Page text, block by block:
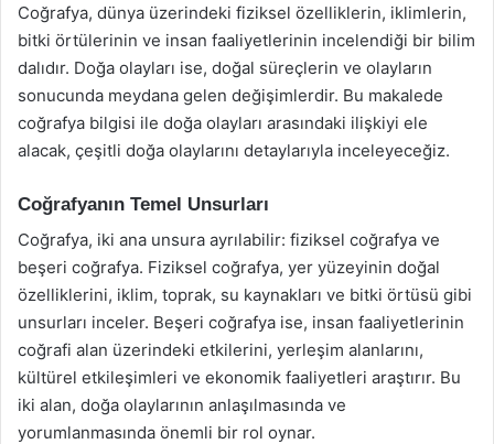
Coğrafya, dünya üzerindeki fiziksel özelliklerin, iklimlerin,
bitki örtülerinin ve insan faaliyetlerinin incelendiği bir bilim
dalıdır. Doğa olayları ise, doğal süreçlerin ve olayların
sonucunda meydana gelen değişimlerdir. Bu makalede
coğrafya bilgisi ile doğa olayları arasındaki ilişkiyi ele
alacak, çeşitli doğa olaylarını detaylarıyla inceleyeceğiz.
Coğrafyanın Temel Unsurları
Coğrafya, iki ana unsura ayrılabilir: fiziksel coğrafya ve
beşeri coğrafya. Fiziksel coğrafya, yer yüzeyinin doğal
özelliklerini, iklim, toprak, su kaynakları ve bitki örtüsü gibi
unsurları inceler. Beşeri coğrafya ise, insan faaliyetlerinin
coğrafi alan üzerindeki etkilerini, yerleşim alanlarını,
kültürel etkileşimleri ve ekonomik faaliyetleri araştırır. Bu
iki alan, doğa olaylarının anlaşılmasında ve
yorumlanmasında önemli bir rol oynar.